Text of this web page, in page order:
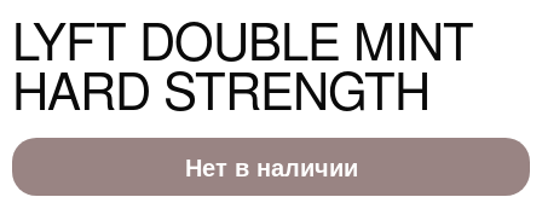
LYFT DOUBLE MINT
HARD STRENGTH
Нет в наличии